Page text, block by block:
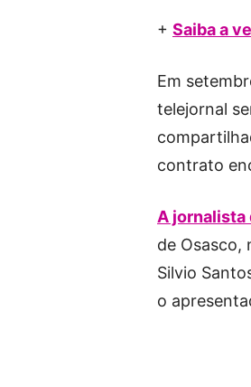
+ Saiba a
Em
telejornal
contrato
A jornalista
de Osasco,
Silvio
o